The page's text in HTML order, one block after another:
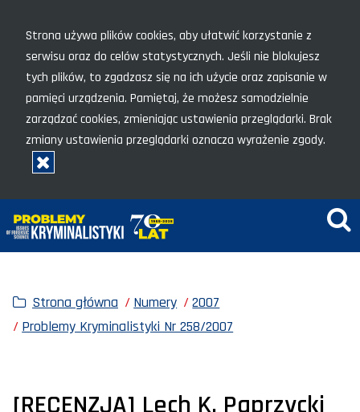
Strona używa plików cookies, aby ułatwić korzystanie z
serwisu oraz do celów statystycznych. Jeśli nie blokujesz
tych plików, to zgadzasz się na ich użycie oraz zapisanie w
pamięci urządzenia. Pamiętaj, że możesz samodzielnie
zarządzać cookies, zmieniając ustawienia przeglądarki. Brak
zmiany ustawienia przeglądarki oznacza wyrażenie zgody.
Rozumiem, zamknij okno
Strona główna Numery
2007
Problemy Kryminalistyki Nr 258/2007